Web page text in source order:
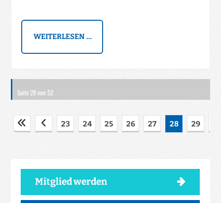
WEITERLESEN …
Seite 28 von 52
23 24 25 26 27 28 29
Mitglied werden